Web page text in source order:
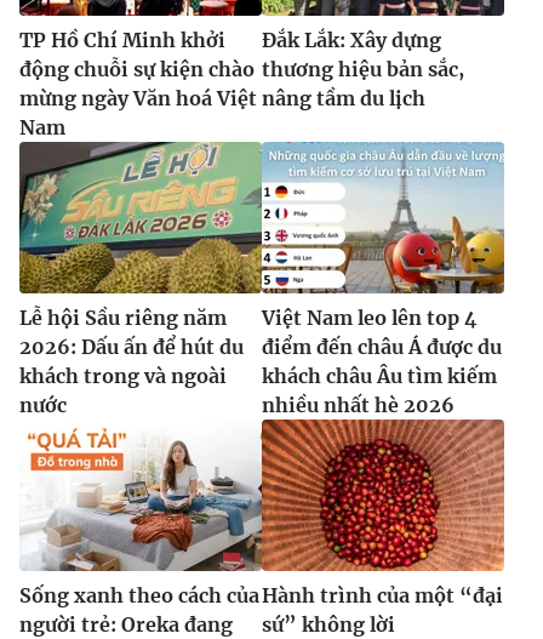
TP Hồ Chí Minh khởi
động chuỗi sự kiện chào
mừng ngày Văn hoá Việt
Nam
Đắk Lắk: Xây dựng
thương hiệu bản sắc,
nâng tầm du lịch
Lễ hội Sầu riêng năm
2026: Dấu ấn để hút du
khách trong và ngoài
nước
Việt Nam leo lên top 4
điểm đến châu Á được du
khách châu Âu tìm kiếm
nhiều nhất hè 2026
Sống xanh theo cách của
người trẻ: Oreka đang
Hành trình của một “đại
sứ” không lời